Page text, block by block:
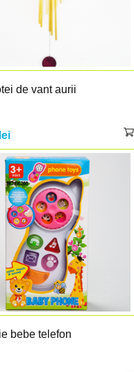
de vant aurii
lei
bebe telefon